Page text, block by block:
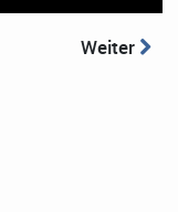
Weiter